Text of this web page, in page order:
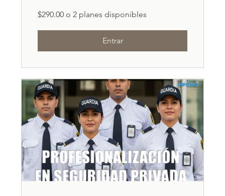
$290.00 o 2 planes disponibles
Entrar